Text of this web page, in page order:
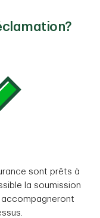
sont prêts à
la soumission